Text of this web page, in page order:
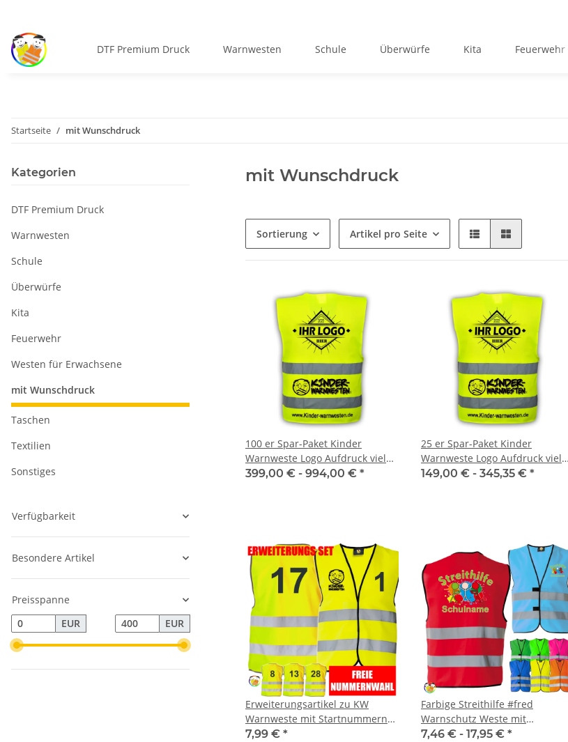
DTF Premium Druck Warnwesten Schule Überwürfe Kita Feuerwehr
Startseite mit Wunschdruck
mit Wunschdruck
Sortierung Artikel pro Seite
100 er Spar-Paket Kinder
Warnweste Logo Aufdruck viele
Druckflächen
399,00 € - 994,00 € *
25 er Spar-Paket Kinder
Warnweste Logo Aufdruck viele
Druckflächen
149,00 € - 345,35 € *
Erweiterungsartikel zu KW
Warnweste mit Startnummern
Fahrradtraining Fahrrad
7,99 € *
Farbige Streithilfe #fred
Warnschutz Weste mit
Schulnamen Aufdruck
7,46 € - 17,95 € *
Kategorien
DTF Premium Druck
Warnwesten
Schule
Überwürfe
Kita
Feuerwehr
Westen für Erwachsene
mit Wunschdruck
Taschen
Textilien
Sonstiges
Verfügbarkeit
Besondere Artikel
Preisspanne
EUR
EUR